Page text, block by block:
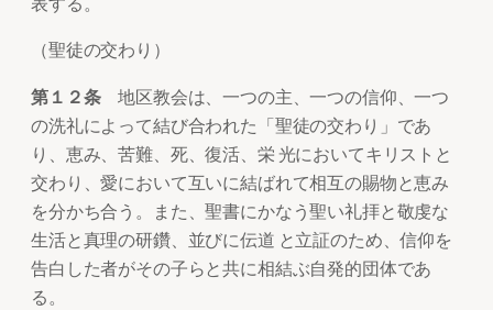
（聖徒の交わり）
第１２条地区教会は、一つの主、一つの信仰、一つ
の洗礼によって結び合われた「聖徒の交わり」であ
り、恵み、苦難、死、復活、栄 光においてキリストと
交わり、愛において互いに結ばれて相互の賜物と恵み
を分かち合う。また、聖書にかなう聖い礼拝と敬虔な
生活と真理の研鑽、並びに伝道 と立証のため、信仰を
告白した者がその子らと共に相結ぶ自発的団体であ
る。